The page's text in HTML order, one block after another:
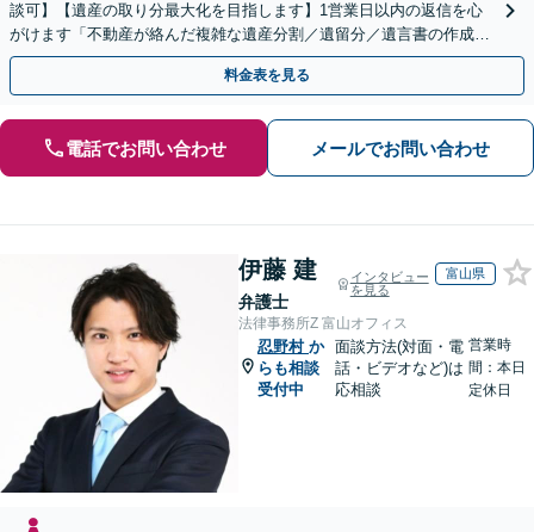
談可】【遺産の取り分最大化を目指します】1営業日以内の返信を心
がけます「不動産が絡んだ複雑な遺産分割／遺留分／遺言書の作成・
執行／事業承継など、お任せください」【休日相談あり】
料金表を見る
電話でお問い合わせ メールでお問い合わせ
伊藤 建
弁護士
インタビュー
を見る
富山県
法律事務所Z 富山オフィス
忍野村 か
らも相談
受付中
面談方法(対面・電
話・ビデオなど)は
応相談
営業時
間：本日
定休日